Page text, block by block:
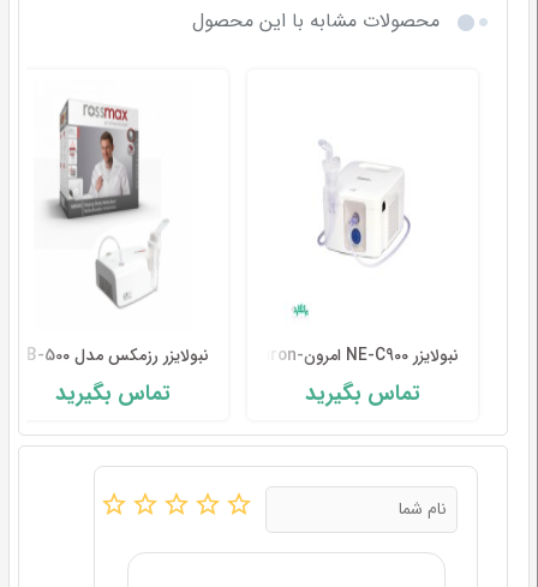
محصولات مشابه با این محصول
نبولایزر NE-C900 امرون-Omron
تماس بگیرید
نبولایزر رزمکس مدل NB-500
تماس بگیرید